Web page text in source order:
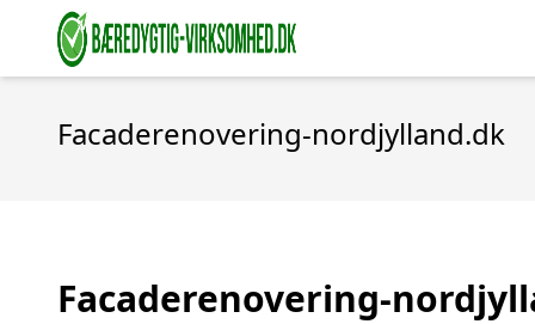
Facaderenovering-nordjylland.dk
Facaderenovering-